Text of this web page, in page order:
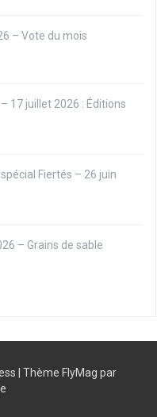
– Vote du mois
17 juillet 2026 : Éditions
Fiertés – 26 juin
– Grains de sable
Thème FlyMag par